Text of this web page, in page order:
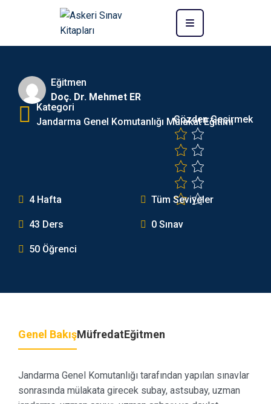
Eğitmen
Doç. Dr. Mehmet ER
Kategori
Jandarma Genel Komutanlığı Mülakat Eğitimi
Gözden Geçirmek
4 Hafta Tüm Seviyeler
43 Ders 0 Sınav
50 Öğrenci
Genel BakışMüfredatEğitmen
Jandarma Genel Komutanlığı tarafından yapılan sınavlar
sonrasında mülakata girecek subay, astsubay, uzman